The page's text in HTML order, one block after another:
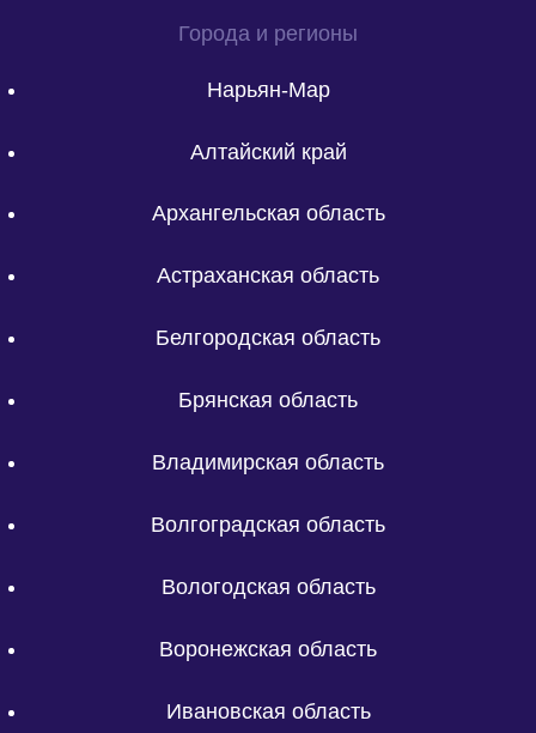
Города и регионы
Нарьян-Мар
Алтайский край
Архангельская область
Астраханская область
Белгородская область
Брянская область
Владимирская область
Волгоградская область
Вологодская область
Воронежская область
Ивановская область